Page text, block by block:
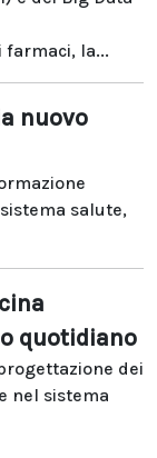
la...
nuovo
salute,
quotidiano
dei
nel sistema